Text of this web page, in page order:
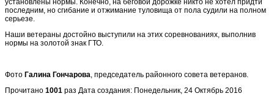
установлены нормы. Конечно, на беговой дорожке никто не хотел придти
последним, но сгибание и отжимание туловища от пола судили на полном
серьезе.
Наши ветераны достойно выступили на этих соревнованиях, выполнив
нормы на золотой знак ГТО.
Фото Галина Гончарова, председатель районного совета ветеранов.
Прочитано 1001 раз Дата создания: Понедельник, 24 Октябрь 2016